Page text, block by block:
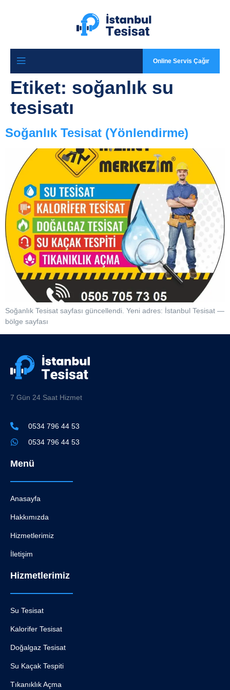
Online Servis Çağır
Etiket: soğanlık su
tesisatı
Soğanlık Tesisat (Yönlendirme)
Soğanlık Tesisat sayfası güncellendi. Yeni adres: İstanbul Tesisat —
bölge sayfası
7 Gün 24 Saat Hizmet
0534 796 44 53
0534 796 44 53
Menü
Anasayfa
Hakkımızda
Hizmetlerimiz
İletişim
Hizmetlerimiz
Su Tesisat
Kalorifer Tesisat
Doğalgaz Tesisat
Su Kaçak Tespiti
Tıkanıklık Açma